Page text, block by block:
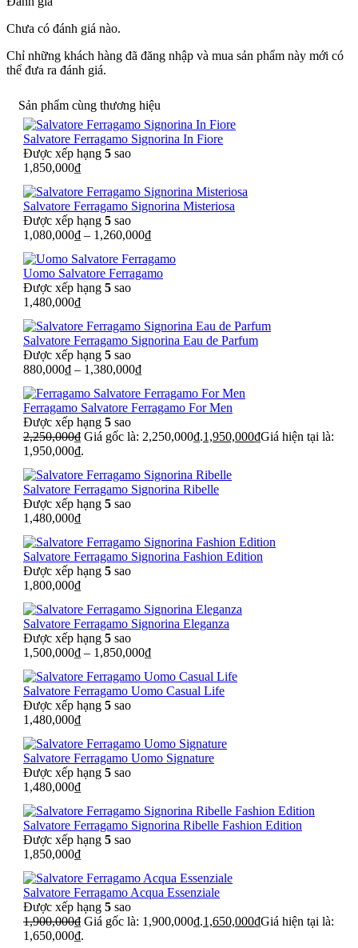
Chưa có đánh giá nào.
Chỉ những khách hàng đã đăng nhập và mua sản phẩm này mới có
thể đưa ra đánh giá.
Sản phẩm cùng thương hiệu
Salvatore Ferragamo Signorina In Fiore
Được xếp hạng 5 sao
1,850,000₫
Salvatore Ferragamo Signorina Misteriosa
Được xếp hạng 5 sao
1,080,000₫ – 1,260,000₫
Uomo Salvatore Ferragamo
Được xếp hạng 5 sao
1,480,000₫
Salvatore Ferragamo Signorina Eau de Parfum
Được xếp hạng 5 sao
880,000₫ – 1,380,000₫
Ferragamo Salvatore Ferragamo For Men
Được xếp hạng 5 sao
2,250,000₫ Giá gốc là: 2,250,000₫.1,950,000₫Giá hiện tại là:
1,950,000₫.
Salvatore Ferragamo Signorina Ribelle
Được xếp hạng 5 sao
1,480,000₫
Salvatore Ferragamo Signorina Fashion Edition
Được xếp hạng 5 sao
1,800,000₫
Salvatore Ferragamo Signorina Eleganza
Được xếp hạng 5 sao
1,500,000₫ – 1,850,000₫
Salvatore Ferragamo Uomo Casual Life
Được xếp hạng 5 sao
1,480,000₫
Salvatore Ferragamo Uomo Signature
Được xếp hạng 5 sao
1,480,000₫
Salvatore Ferragamo Signorina Ribelle Fashion Edition
Được xếp hạng 5 sao
1,850,000₫
Salvatore Ferragamo Acqua Essenziale
Được xếp hạng 5 sao
1,900,000₫ Giá gốc là: 1,900,000₫.1,650,000₫Giá hiện tại là:
1,650,000₫.